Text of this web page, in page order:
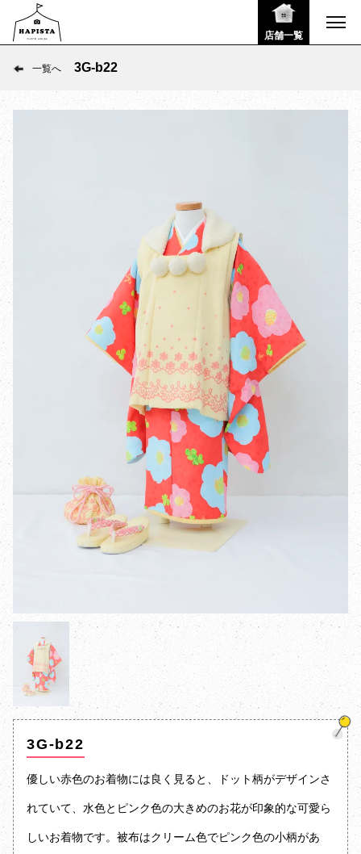
店舗一覧
一覧へ 3G-b22
3G-b22
優しい赤色のお着物には良く見ると、ドット柄がデザインさ
れていて、水色とピンク色の大きめのお花が印象的な可愛ら
しいお着物です。被布はクリーム色でピンク色の小柄があ